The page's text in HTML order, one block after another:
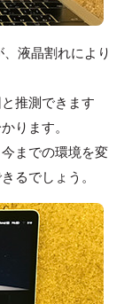
液晶割れにより
推測できます
ります。
までの環境を変
るでしょう。